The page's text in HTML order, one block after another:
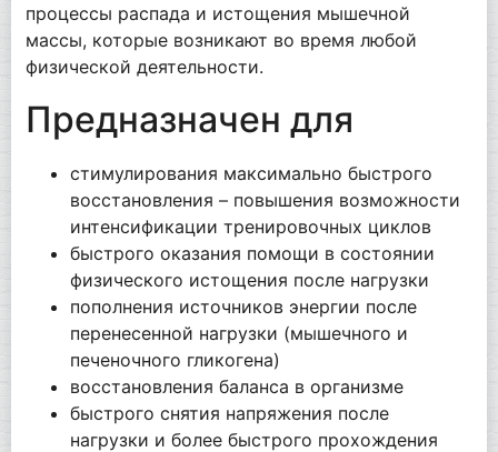
процессы распада и истощения мышечной
массы, которые возникают во время любой
физической деятельности.
Предназначен для
стимулирования максимально быстрого
восстановления – повышения возможности
интенсификации тренировочных циклов
быстрого оказания помощи в состоянии
физического истощения после нагрузки
пополнения источников энергии после
перенесенной нагрузки (мышечного и
печеночного гликогена)
восстановления баланса в организме
быстрого снятия напряжения после
нагрузки и более быстрого прохождения